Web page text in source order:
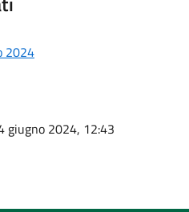
2024
giugno 2024, 12:43